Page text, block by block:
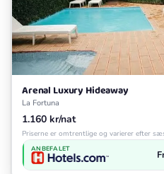
Arenal Luxury Hideaway
La Fortuna
1.160 kr/nat
Priserne er omtrentlige og varierer efter
ANBEFALET